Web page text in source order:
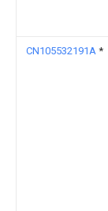
CN105532191A *